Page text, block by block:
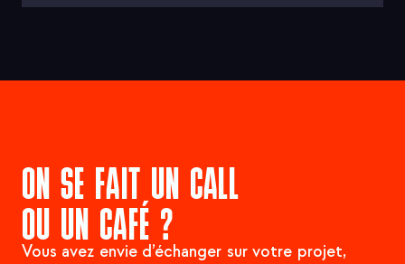
ON SE FAIT UN CALL
OU UN CAFÉ ?
Vous avez envie d’échanger sur votre projet,